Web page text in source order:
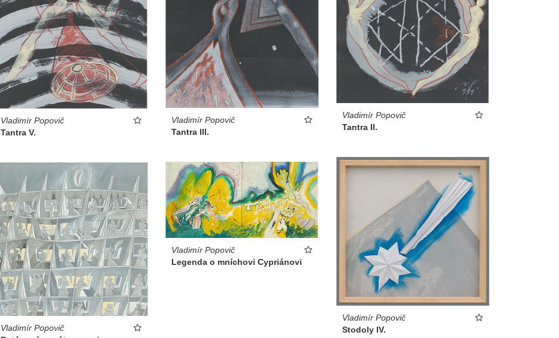
Vladimír Popovič
Tantra II.
Vladimír Popovič
Tantra III.
Vladimír Popovič
Tantra V.
Vladimír Popovič
Stodoly IV.
Vladimír Popovič
Legenda o mníchovi Cypriánovi
Vladimír Popovič